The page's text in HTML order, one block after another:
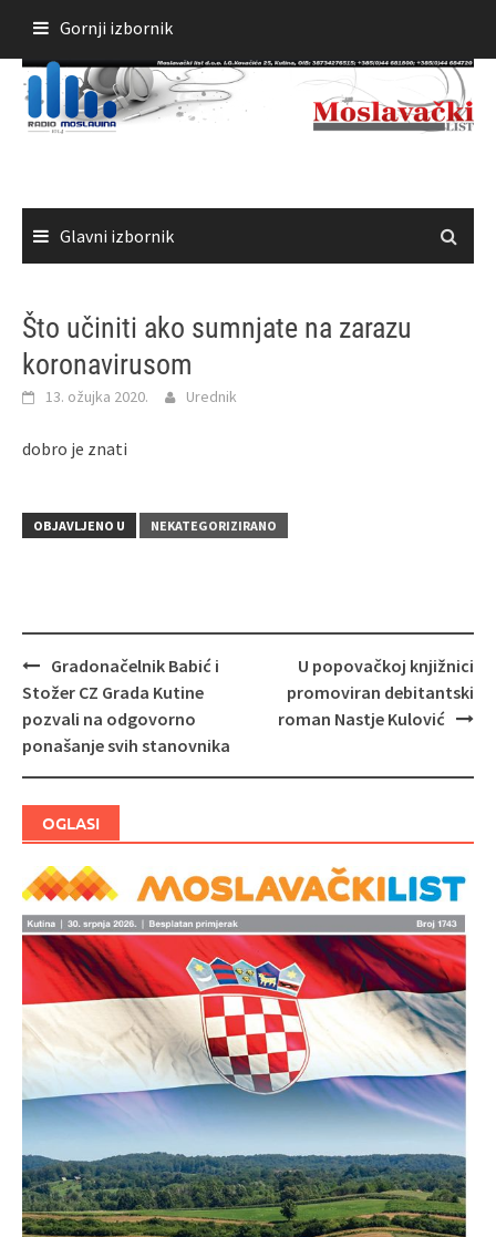
sadržaja
Gornji izbornik
Glavni izbornik
Što učiniti ako sumnjate na zarazu
koronavirusom
13. ožujka 2020. Urednik
dobro je znati
OBJAVLJENO U NEKATEGORIZIRANO
Navigacija
objava
Gradonačelnik Babić i
Stožer CZ Grada Kutine
pozvali na odgovorno
ponašanje svih stanovnika
U popovačkoj knjižnici
promoviran debitantski
roman Nastje Kulović
OGLASI